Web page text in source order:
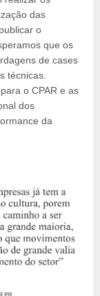
das
o
que os
de cases
técnicas.
o CPAR e as
dos
da